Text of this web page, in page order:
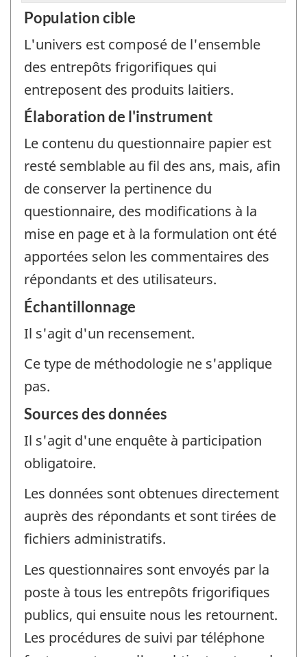
Population cible
L'univers est composé de l'ensemble
des entrepôts frigorifiques qui
entreposent des produits laitiers.
Élaboration de l'instrument
Le contenu du questionnaire papier est
resté semblable au fil des ans, mais, afin
de conserver la pertinence du
questionnaire, des modifications à la
mise en page et à la formulation ont été
apportées selon les commentaires des
répondants et des utilisateurs.
Échantillonnage
Il s'agit d'un recensement.
Ce type de méthodologie ne s'applique
pas.
Sources des données
Il s'agit d'une enquête à participation
obligatoire.
Les données sont obtenues directement
auprès des répondants et sont tirées de
fichiers administratifs.
Les questionnaires sont envoyés par la
poste à tous les entrepôts frigorifiques
publics, qui ensuite nous les retournent.
Les procédures de suivi par téléphone